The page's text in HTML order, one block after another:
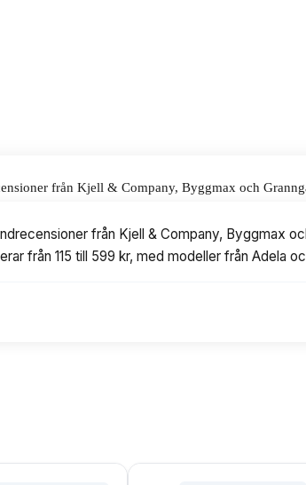
från Kjell & Company, Byggmax och
från Kjell & Company, Byggmax
från 115 till 599 kr, med modeller från Adela